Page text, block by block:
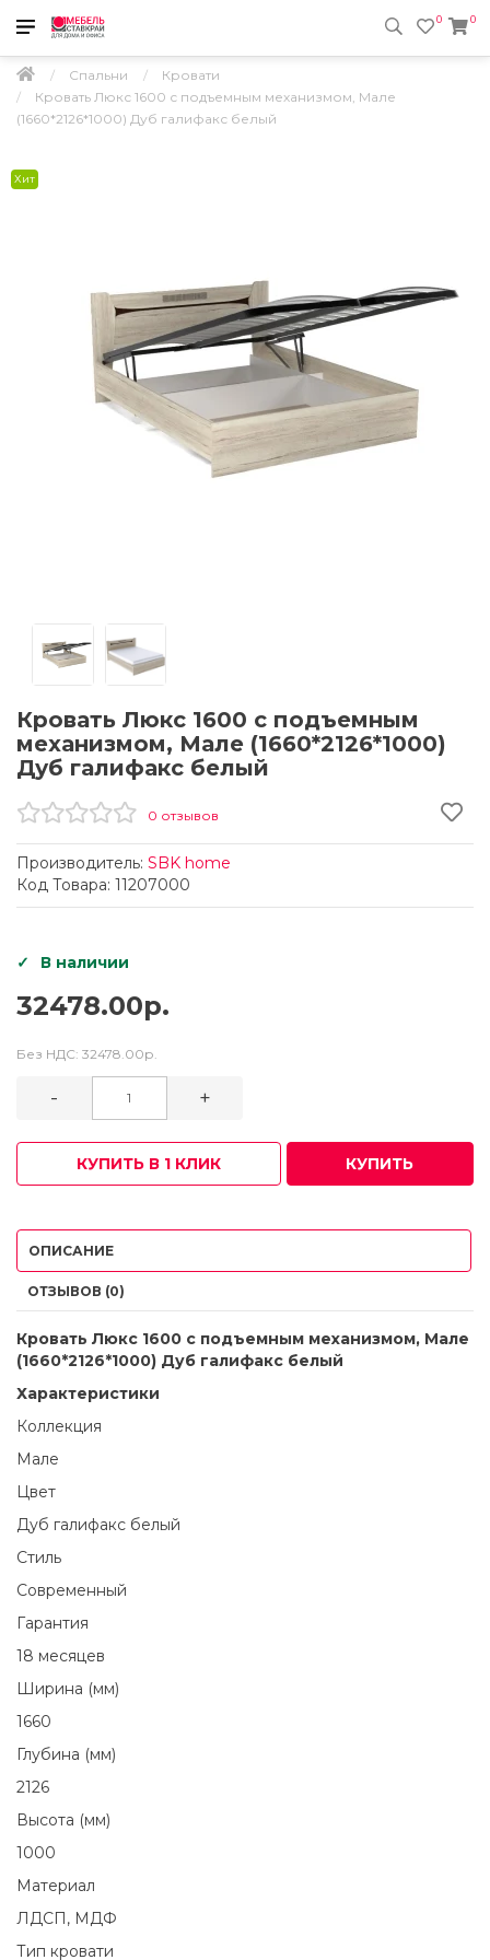
0
0
Спальни
Кровати
Кровать Люкс 1600 с подъемным механизмом, Мале
(1660*2126*1000) Дуб галифакс белый
Хит
Кровать Люкс 1600 с подъемным
механизмом, Мале (1660*2126*1000)
Дуб галифакс белый
0 отзывов
Производитель: SBK home
Код Товара: 11207000
В наличии
32478.00р.
Без НДС: 32478.00р.
- +
КУПИТЬ В 1 КЛИК КУПИТЬ
ОПИСАНИЕ
ОТЗЫВОВ (0)
Кровать Люкс 1600 с подъемным механизмом, Мале
(1660*2126*1000) Дуб галифакс белый
Характеристики
Коллекция
Мале
Цвет
Дуб галифакс белый
Стиль
Современный
Гарантия
18 месяцев
Ширина (мм)
1660
Глубина (мм)
2126
Высота (мм)
1000
Материал
ЛДСП, МДФ
Тип кровати